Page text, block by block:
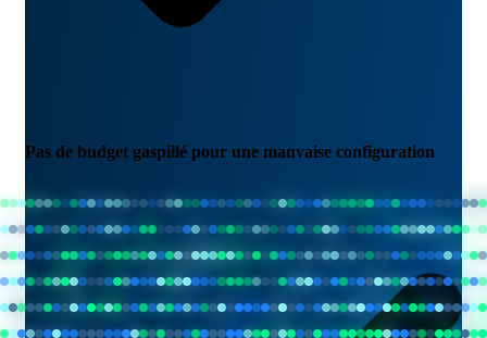
Pas de budget gaspillé pour une mauvaise configuration